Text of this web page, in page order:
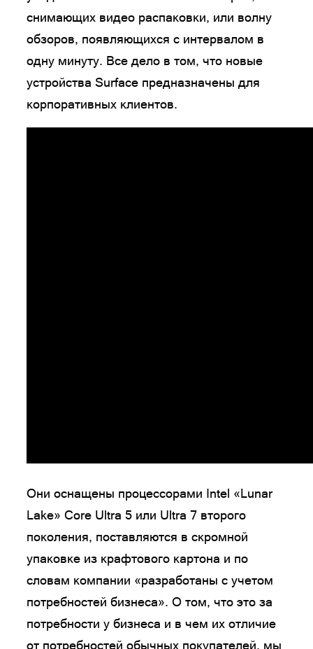
снимающих видео распаковки, или волну
обзоров, появляющихся с интервалом в
одну минуту. Все дело в том, что новые
устройства Surface предназначены для
корпоративных клиентов.
Они оснащены процессорами Intel «Lunar
Lake» Core Ultra 5 или Ultra 7 второго
поколения, поставляются в скромной
упаковке из крафтового картона и по
словам компании «разработаны с учетом
потребностей бизнеса». О том, что это за
потребности у бизнеса и в чем их отличие
от потребностей обычных покупателей, мы